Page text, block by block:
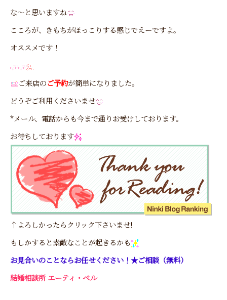
な～と思いますね
こころが、きもちがほっこりする感じでえーですよ。
オススメです！
ご来店のご予約が簡単になりました。
どうぞご利用くださいませ
*メール、電話からも今まで通りお受けしております。
お待ちしております
↑よろしかったらクリック下さいませ!
もしかすると素敵なことが起きるかも
お見合いのことならお任せください！★ご相談（無料）
結婚相談所 エーティ・ベル